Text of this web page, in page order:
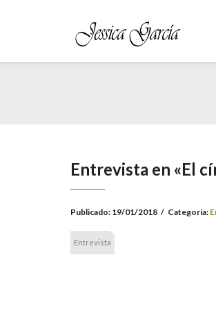
Entrevista en «El
Publicado: 19/01/2018 / Categoría:
Entrevista